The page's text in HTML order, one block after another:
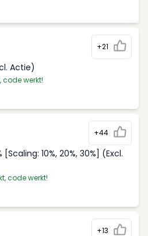
+21
Actie)
code werkt!
+44
10%, 20%, 30%] (Excl.
code werkt!
+13